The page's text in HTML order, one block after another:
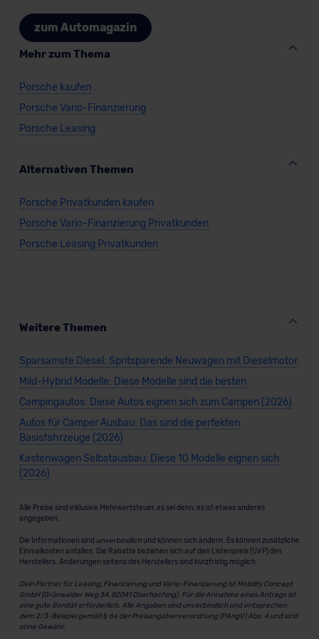
zum Automagazin
Mehr zum Thema
Porsche kaufen
Porsche Vario-Finanzierung
Porsche Leasing
Alternativen Themen
Porsche Privatkunden kaufen
Porsche Vario-Finanzierung Privatkunden
Porsche Leasing Privatkunden
Weitere Themen
Sparsamste Diesel: Spritsparende Neuwagen mit Dieselmotor
Mild-Hybrid Modelle: Diese Modelle sind die besten
Campingautos: Diese Autos eignen sich zum Campen (2026)
Autos für Camper Ausbau: Das sind die perfekten
Basisfahrzeuge (2026)
Kastenwagen Selbstausbau: Diese 10 Modelle eignen sich
(2026)
Alle Preise sind inklusive Mehrwertsteuer, es sei denn, es ist etwas anderes
angegeben.
Die Informationen sind unverbindlichund können sich ändern. Es können zusätzliche
Einmalkosten anfallen. Die Rabatte beziehen sich auf den Listenpreis (UVP) des
Herstellers. Änderungen seitens des Herstellers sind kurzfristig möglich.
Dein Partner für Leasing, Finanzierung und Vario-Finanzierung ist Mobility Concept
GmbH (Grünwalder Weg 34, 82041 Oberhaching). Für die Annahme eines Antrags ist
eine gute Bonität erforderlich. Alle Angaben sind unverbindlich und entsprechen
dem 2/3-Beispiel gemäß § 6a der Preisangabenverordnung (PAngV) Abs. 4 und sind
ohne Gewähr.